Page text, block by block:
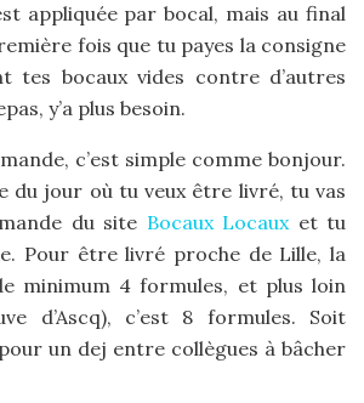
appliquée par bocal, mais au final
fois que tu payes la consigne
tes bocaux vides contre d’autres
y’a plus besoin.
c’est simple comme bonjour.
du jour où tu veux être livré, tu vas
du site Bocaux Locauxet tu
Pour être livré proche de Lille, la
minimum 4 formules, et plus loin
d’Ascq), c’est 8 formules. Soit
un dej entre collègues à bâcher